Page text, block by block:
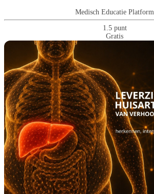
Medisch Educatie Platform
1.5 punt
Gratis